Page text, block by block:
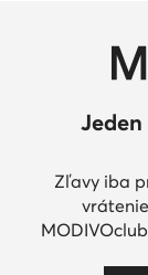
Zľavy iba